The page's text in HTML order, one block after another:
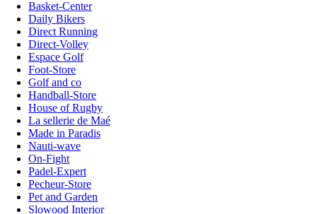
Basket-Center
Daily Bikers
Direct Running
Direct-Volley
Espace Golf
Foot-Store
Golf and co
Handball-Store
House of Rugby
La sellerie de Maé
Made in Paradis
Nauti-wave
On-Fight
Padel-Expert
Pecheur-Store
Pet and Garden
Slowood Interior